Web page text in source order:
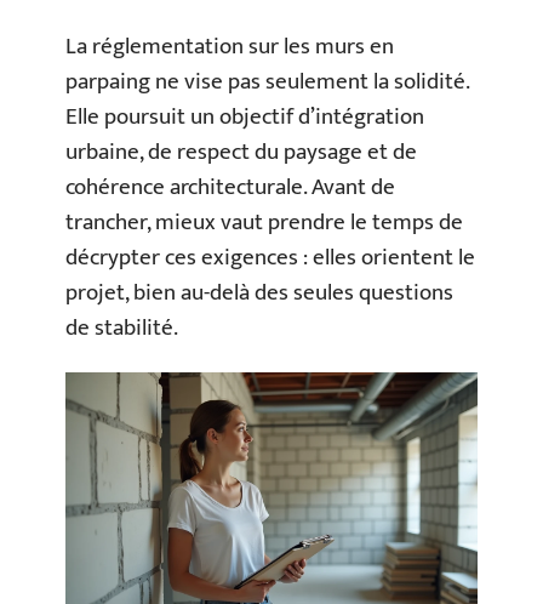
La réglementation sur les murs en
parpaing ne vise pas seulement la solidité.
Elle poursuit un objectif d’intégration
urbaine, de respect du paysage et de
cohérence architecturale. Avant de
trancher, mieux vaut prendre le temps de
décrypter ces exigences : elles orientent le
projet, bien au-delà des seules questions
de stabilité.